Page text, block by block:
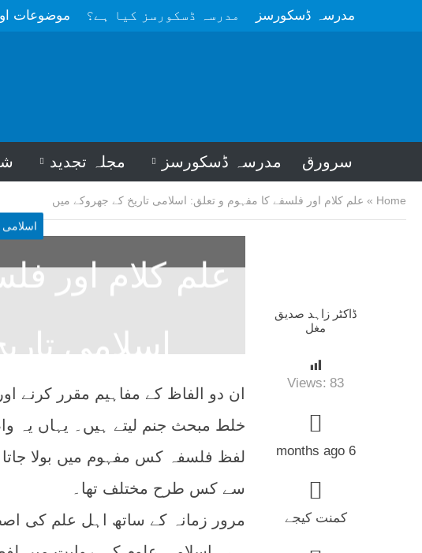
مدرسہ ڈسکورسز مدرسہ ڈسکورسز کیا ہے؟ موضوعات
سرورق مدرسہ ڈسکورسز مجلہ تجدید
Home
» علم کلام اور فلسفے کا مفہوم و تعلق: اسلامی تاریخ کے جھروکے میں
ڈاکٹر زاہد صدیق
مغل
Views: 83
6 months ago
کمنت کیجے
علم کلام اور
اسلامی
ان دو الفاظ کے مفاہیم مقرر کرنے
خلط مبحث جنم لیتے ہیں۔ یہاں یہ
لفظ فلسفہ کس مفہوم میں بولا
سے کس طرح مختلف تھا۔
مرور زمانہ کے ساتھ اہل علم کی